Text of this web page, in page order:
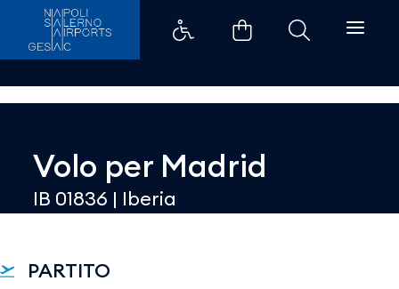
Dettaglio - Aeroporti di Napoli
Volo per Madrid
IB 01836 | Iberia
PARTITO